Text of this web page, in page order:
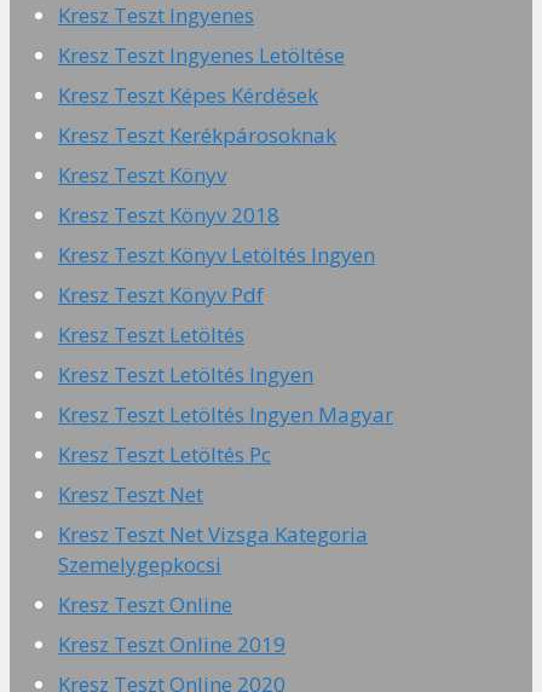
Kresz Teszt Ingyenes
Kresz Teszt Ingyenes Letöltése
Kresz Teszt Képes Kérdések
Kresz Teszt Kerékpárosoknak
Kresz Teszt Könyv
Kresz Teszt Könyv 2018
Kresz Teszt Könyv Letöltés Ingyen
Kresz Teszt Könyv Pdf
Kresz Teszt Letöltés
Kresz Teszt Letöltés Ingyen
Kresz Teszt Letöltés Ingyen Magyar
Kresz Teszt Letöltés Pc
Kresz Teszt Net
Kresz Teszt Net Vizsga Kategoria
Szemelygepkocsi
Kresz Teszt Online
Kresz Teszt Online 2019
Kresz Teszt Online 2020